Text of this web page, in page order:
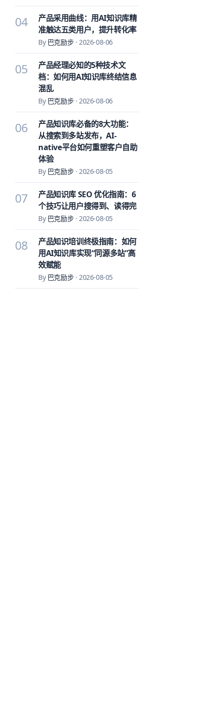
04
产品采用曲线：用AI知识库精
准触达五类用户，提升转化率
By 巴克励步·2026-08-06
05
产品经理必知的5种技术文
档：如何用AI知识库终结信息
混乱
By 巴克励步·2026-08-06
06
产品知识库必备的8大功能：
从搜索到多站发布，AI-
native平台如何重塑客户自助
体验
By 巴克励步·2026-08-05
07
产品知识库 SEO 优化指南：6
个技巧让用户搜得到、读得完
By 巴克励步·2026-08-05
08
产品知识培训终极指南：如何
用AI知识库实现“同源多站”高
效赋能
By 巴克励步·2026-08-05